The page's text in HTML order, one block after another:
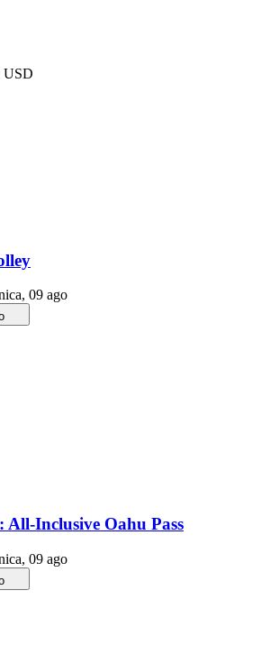
USD
09 ago
Inclusive Oahu Pass
09 ago